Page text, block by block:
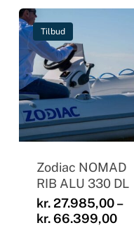
Tilbud
Zodiac NOMAD
RIB ALU 330 DL
kr.27.985,00–
kr.66.399,00